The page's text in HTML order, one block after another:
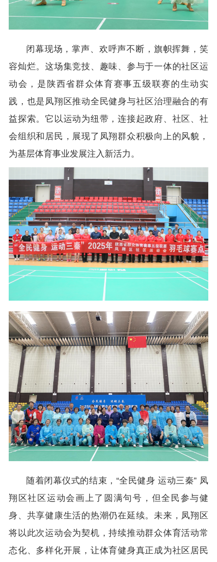
闭幕现场，掌声、欢呼声不断，旗帜挥舞，笑
容灿烂。这场集竞技、趣味、参与于一体的社区运
动会，是陕西省群众体育赛事五级联赛的生动实
践，也是凤翔区推动全民健身与社区治理融合的有
益探索。它以运动为纽带，连接起政府、社区、社
会组织和居民，展现了凤翔群众积极向上的风貌，
为基层体育事业发展注入新活力。
随着闭幕仪式的结束，“全民健身 运动三秦” 凤
翔区社区运动会画上了圆满句号，但全民参与健
身、共享健康生活的热潮仍在延续。未来，凤翔区
将以此次运动会为契机，持续推动群众体育活动常
态化、多样化开展，让体育健身真正成为社区居民